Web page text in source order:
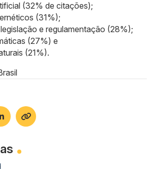
(32% de citações);
(31%);
e regulamentação (28%);
(27%) e
(21%).